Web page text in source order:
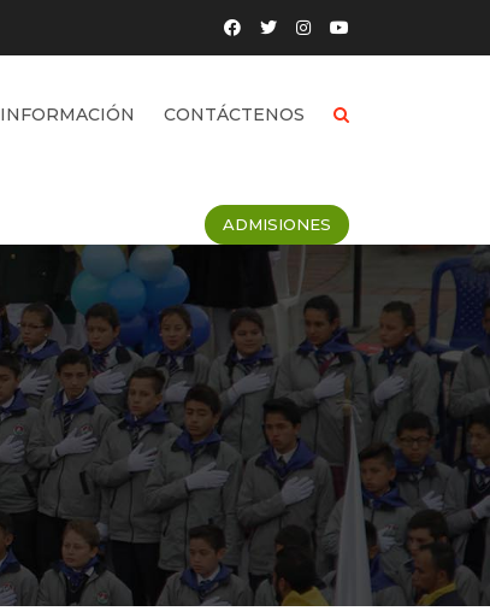
INFORMACIÓN CONTÁCTENOS
ADMISIONES